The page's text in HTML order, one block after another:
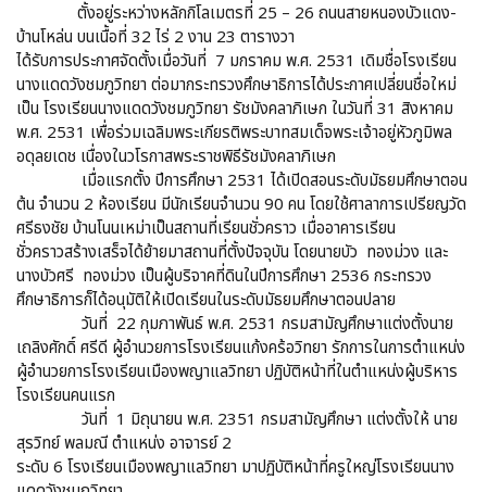
ตั้งอยู่ระหว่างหลักกิโลเมตรที่ 25 – 26 ถนนสายหนองบัวแดง-
บ้านโหล่น บนเนื้อที่ 32 ไร่ 2 งาน 23 ตารางวา
ได้รับการประกาศจัดตั้งเมื่อวันที่ 7 มกราคม พ.ศ. 2531 เดิมชื่อโรงเรียน
นางแดดวังชมภูวิทยา ต่อมากระทรวงศึกษาธิการได้ประกาศเปลี่ยนชื่อใหม่
เป็น โรงเรียนนางแดดวังชมภูวิทยา รัชมังคลาภิเษก ในวันที่ 31 สิงหาคม
พ.ศ. 2531 เพื่อร่วมเฉลิมพระเกียรติพระบาทสมเด็จพระเจ้าอยู่หัวภูมิพล
อดุลยเดช เนื่องในวโรกาสพระราชพิธีรัชมังคลาภิเษก
เมื่อแรกตั้ง ปีการศึกษา 2531 ได้เปิดสอนระดับมัธยมศึกษาตอน
ต้น จำนวน 2 ห้องเรียน มีนักเรียนจำนวน 90 คน โดยใช้ศาลาการเปรียญวัด
ศรีธงชัย บ้านโนนเหม่าเป็นสถานที่เรียนชั่วคราว เมื่ออาคารเรียน
ชั่วคราวสร้างเสร็จได้ย้ายมาสถานที่ตั้งปัจจุบัน โดยนายบัว ทองม่วง และ
นางบัวศรี ทองม่วง เป็นผู้บริจาคที่ดินในปีการศึกษา 2536 กระทรวง
ศึกษาธิการก็ได้อนุมัติให้เปิดเรียนในระดับมัธยมศึกษาตอนปลาย
วันที่ 22 กุมภาพันธ์ พ.ศ. 2531 กรมสามัญศึกษาแต่งตั้งนาย
เถลิงศักดิ์ ศรีดี ผู้อำนวยการโรงเรียนแก้งคร้อวิทยา รักการในการตำแหน่ง
ผู้อำนวยการโรงเรียนเมืองพญาแลวิทยา ปฏิบัติหน้าที่ในตำแหน่งผู้บริหาร
โรงเรียนคนแรก
วันที่ 1 มิถุนายน พ.ศ. 2351 กรมสามัญศึกษา แต่งตั้งให้ นาย
สุรวิทย์ พลมณี ตำแหน่ง อาจารย์ 2
ระดับ 6 โรงเรียนเมืองพญาแลวิทยา มาปฏิบัติหน้าที่ครูใหญ่โรงเรียนนาง